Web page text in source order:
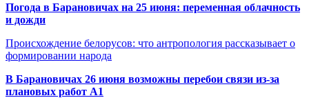
Погода в Барановичах на 25 июня: переменная облачность
и дожди
Происхождение белорусов: что антропология рассказывает о
формировании народа
В Барановичах 26 июня возможны перебои связи из-за
плановых работ A1